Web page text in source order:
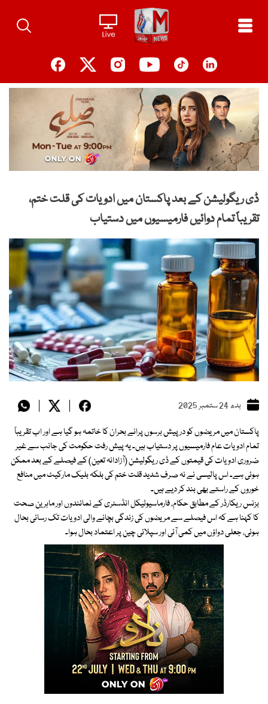
content
ڈی ریگولیشن کے بعد پاکستان میں ادویات کی قلت ختم،
تقریباً تمام دوائیں فارمیسیوں میں دستیاب
بدھ 24 ستمبر 2025
پاکستان میں مریضوں کو درپیش برسوں پرانے بحران کا خاتمہ ہو گیا ہے اور اب تقریباً
تمام ادویات عام فارمیسیوں پر دستیاب ہیں۔ یہ پیش رفت حکومت کی جانب سے غیر
ضروری ادویات کی قیمتوں کے ڈی ریگولیشن (آزادانہ تعین) کے فیصلے کے بعد ممکن
ہوئی ہے۔ اس پالیسی نے نہ صرف شدید قلت ختم کی بلکہ بلیک مارکیٹ میں منافع
خوروں کے راستے بھی بند کر دیے ہیں۔
بزنس ریکارڈر کے مطابق حکام، فارماسیوٹیکل انڈسٹری کے نمائندوں اور ماہرین صحت
کا کہنا ہے کہ اس فیصلے سے مریضوں کی زندگی بچانے والی ادویات تک رسائی بحال
ہوئی، جعلی دواؤں میں کمی آئی اور سپلائی چین پر اعتماد بحال ہوا۔